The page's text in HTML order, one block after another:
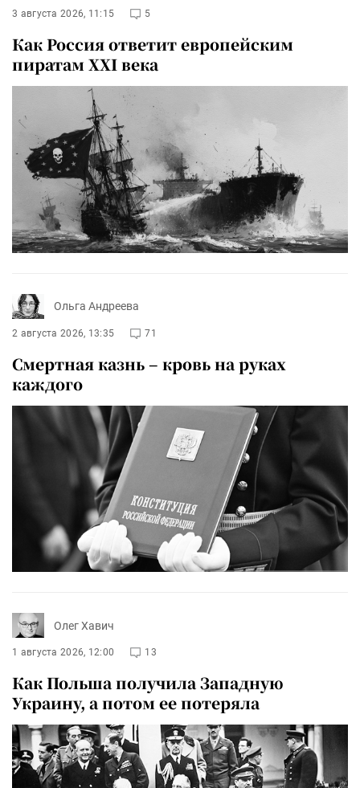
3 августа 2026, 11:15 5
Как Россия ответит европейским
пиратам XXI века
Ольга Андреева
2 августа 2026, 13:35 71
Смертная казнь – кровь на руках
каждого
Олег Хавич
1 августа 2026, 12:00 13
Как Польша получила Западную
Украину, а потом ее потеряла